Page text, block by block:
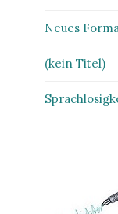
Neues
(kein Titel)